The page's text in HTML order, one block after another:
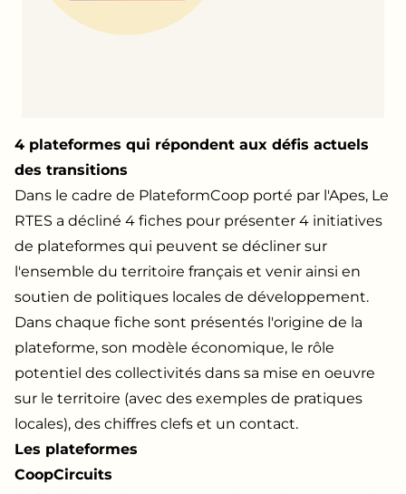
4 plateformes qui répondent aux défis actuels
des transitions
Dans le cadre de PlateformCoop porté par l'Apes, Le
RTES a décliné 4 fiches pour présenter 4 initiatives
de plateformes qui peuvent se décliner sur
l'ensemble du territoire français et venir ainsi en
soutien de politiques locales de développement.
Dans chaque fiche sont présentés l'origine de la
plateforme, son modèle économique, le rôle
potentiel des collectivités dans sa mise en oeuvre
sur le territoire (avec des exemples de pratiques
locales), des chiffres clefs et un contact.
Les plateformes
CoopCircuits